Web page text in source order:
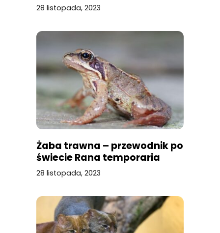
28 listopada, 2023
Żaba trawna – przewodnik po
świecie Rana temporaria
28 listopada, 2023